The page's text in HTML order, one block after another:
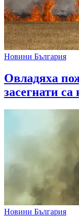
Новини България
Овладяха
засегнати са
Новини България